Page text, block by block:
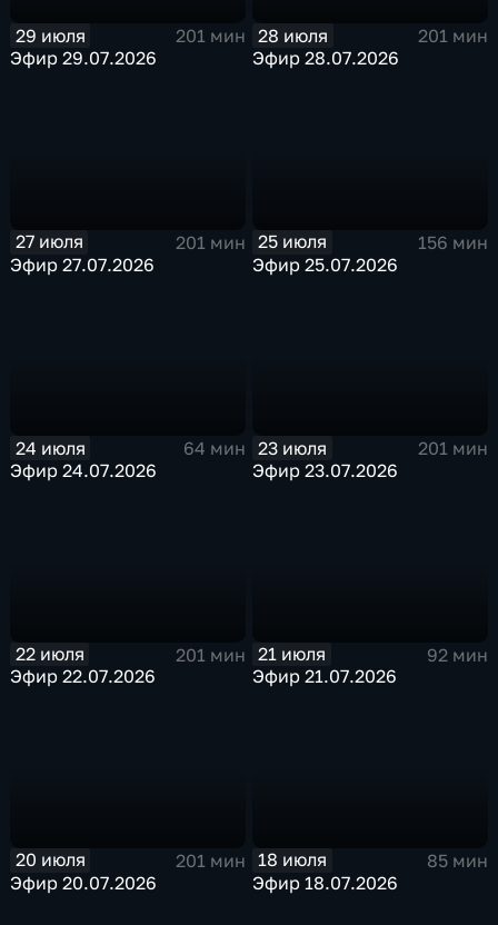
29 июля
201 мин
Эфир 29.07.2026
28 июля
201 мин
Эфир 28.07.2026
27 июля
201 мин
Эфир 27.07.2026
25 июля
156 мин
Эфир 25.07.2026
24 июля
64 мин
Эфир 24.07.2026
23 июля
201 мин
Эфир 23.07.2026
22 июля
201 мин
Эфир 22.07.2026
21 июля
92 мин
Эфир 21.07.2026
20 июля
201 мин
Эфир 20.07.2026
18 июля
85 мин
Эфир 18.07.2026